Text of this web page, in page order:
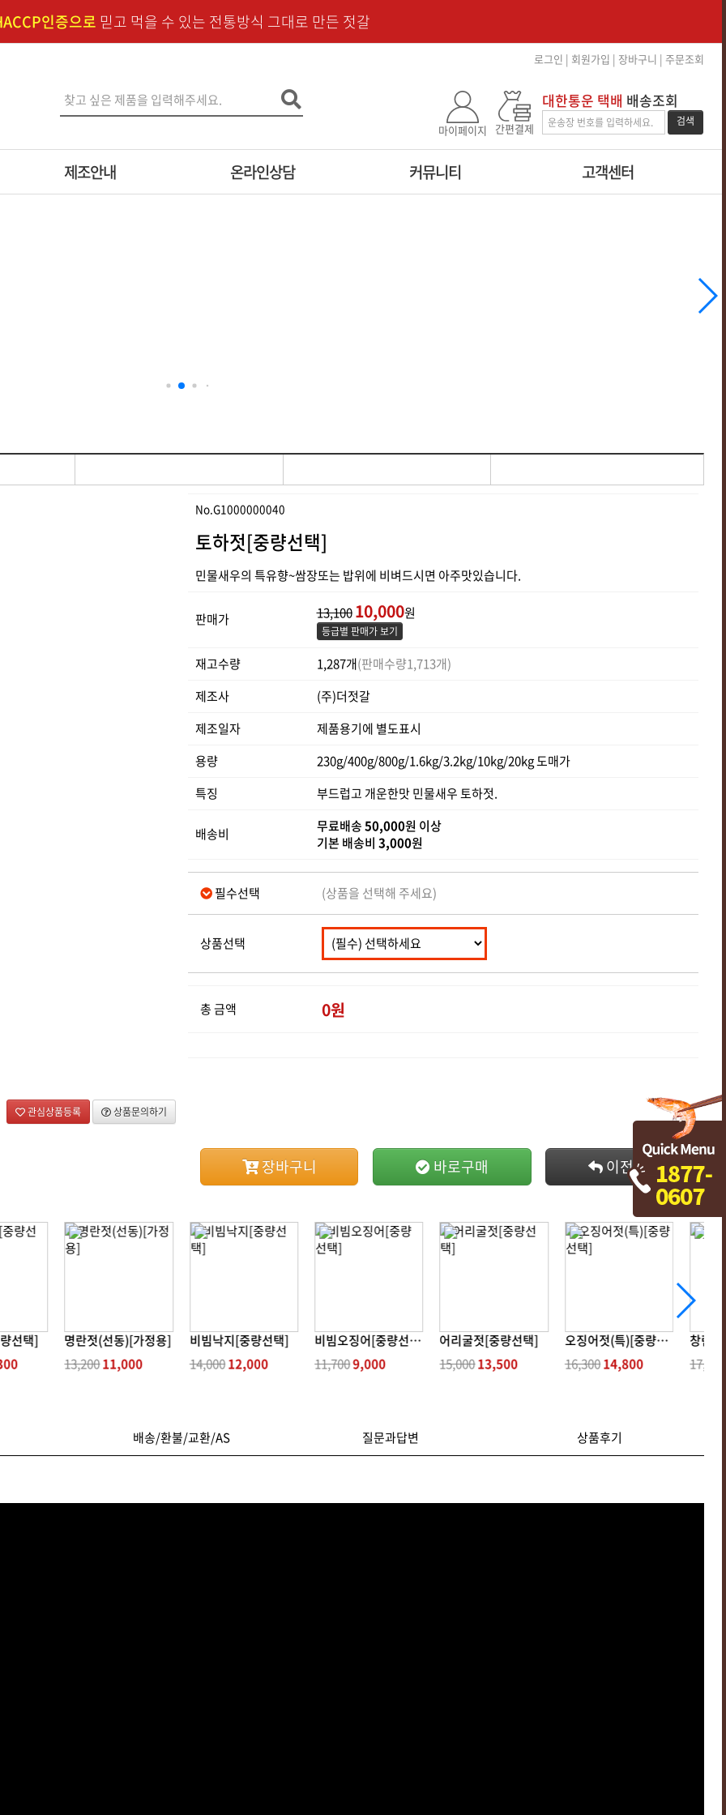
인증으로 믿고 먹을 수 있는 전통방식 그대로 만든 젓갈
로그인 | 회원가입 | 장바구니 | 주문조회
대한통운 택배 배송조회
검색
간편결제
마이페이지
제조안내 온라인상담 커뮤니티 고객센터
관심상품등록 상품문의하기
No.G1000000040
토하젓[중량선택]
민물새우의 특유향~쌈장또는 밥위에 비벼드시면 아주맛있습니다.
판매가 13,100 10,000원
등급별 판매가 보기
재고수량 1,287개(판매수량1,713개)
제조사
(주)더젓갈
제조일자
제품용기에 별도표시
용량
230g/400g/800g/1.6kg/3.2kg/10kg/20kg 도매가
특징
부드럽고 개운한맛 민물새우 토하젓.
배송비 무료배송50,000원 이상
기본 배송비 3,000원
필수선택 (상품을 선택해 주세요)
상품선택
총 금액 0원
장바구니 바로구매 이전으로
선택]
명란젓(선동)[가정용]
13,20011,000
비빔낙지[중량선택]
14,00012,000
비빔오징어[중량선택]
11,7009,000
어리굴젓[중량선택]
15,00013,500
오징어젓(특)[중량선택]
16,30014,800
창란
17,000
배송/환불/교환/AS 질문과답변 상품후기